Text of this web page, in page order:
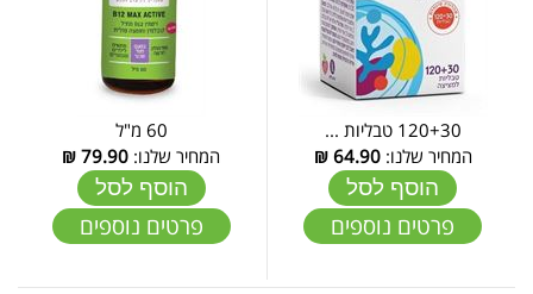
120+30 טבליות ...
המחיר שלנו:64.90
₪
הוסף לסל
פרטים נוספים
60 מ"ל
המחיר שלנו: 79.90
₪
הוסף לסל
פרטים נוספים